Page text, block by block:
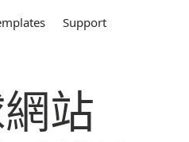
Support
站